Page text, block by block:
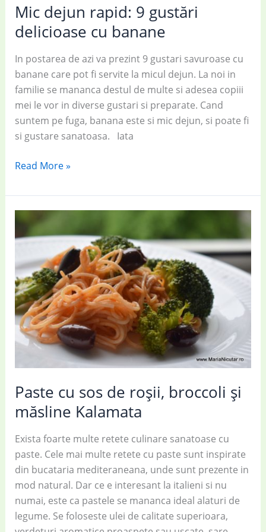
Mic dejun rapid: 9 gustări
delicioase cu banane
In postarea de azi va prezint 9 gustari savuroase cu
banane care pot fi servite la micul dejun. La noi in
familie se mananca destul de multe si adesea copiii
mei le vor in diverse gustari si preparate. Cand
suntem pe fuga, banana este si mic dejun, si poate fi
si gustare sanatoasa. Iata
Mic
rapid:
9
gustări
delicioase
banane
Read More »
Paste cu sos de roșii, broccoli și
măsline Kalamata
Exista foarte multe retete culinare sanatoase cu
paste. Cele mai multe retete cu paste sunt inspirate
din bucataria mediteraneana, unde sunt prezente in
mod natural. Dar ce e interesant la italieni si nu
numai, este ca pastele se mananca ideal alaturi de
legume. Se foloseste ulei de calitate superioara,